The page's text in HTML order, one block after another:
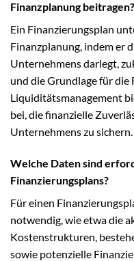
Finanzplanung beitragen?
Ein Finanzierungsplan
Finanzplanung, indem er
Unternehmens darlegt,
und die Grundlage für die
Liquiditätsmanagement
bei, die finanzielle
Unternehmens zu sichern.
Welche Daten sind
Finanzierungsplans?
Für einen
notwendig, wie etwa die
Kostenstrukturen,
sowie potenzielle